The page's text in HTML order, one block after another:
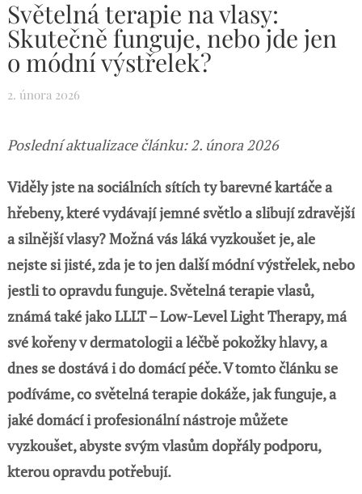
Světelná terapie na vlasy:
Skutečně funguje, nebo jde jen
o módní výstřelek?
2. února 2026
Poslední aktualizace článku: 2. února 2026
Viděly jste na sociálních sítích ty barevné kartáče a
hřebeny, které vydávají jemné světlo a slibují zdravější
a silnější vlasy? Možná vás láká vyzkoušet je, ale
nejste si jisté, zda je to jen další módní výstřelek, nebo
jestli to opravdu funguje. Světelná terapie vlasů,
známá také jako LLLT – Low-Level Light Therapy, má
své kořeny v dermatologii a léčbě pokožky hlavy, a
dnes se dostává i do domácí péče. V tomto článku se
podíváme, co světelná terapie dokáže, jak funguje, a
jaké domácí i profesionální nástroje můžete
vyzkoušet, abyste svým vlasům dopřály podporu,
kterou opravdu potřebují.